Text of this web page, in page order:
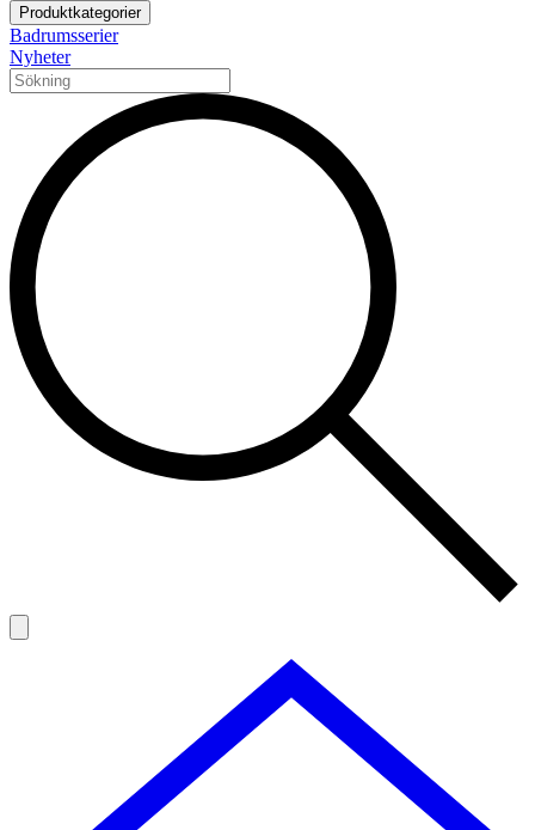
Produktkategorier
Badrumsserier
Nyheter